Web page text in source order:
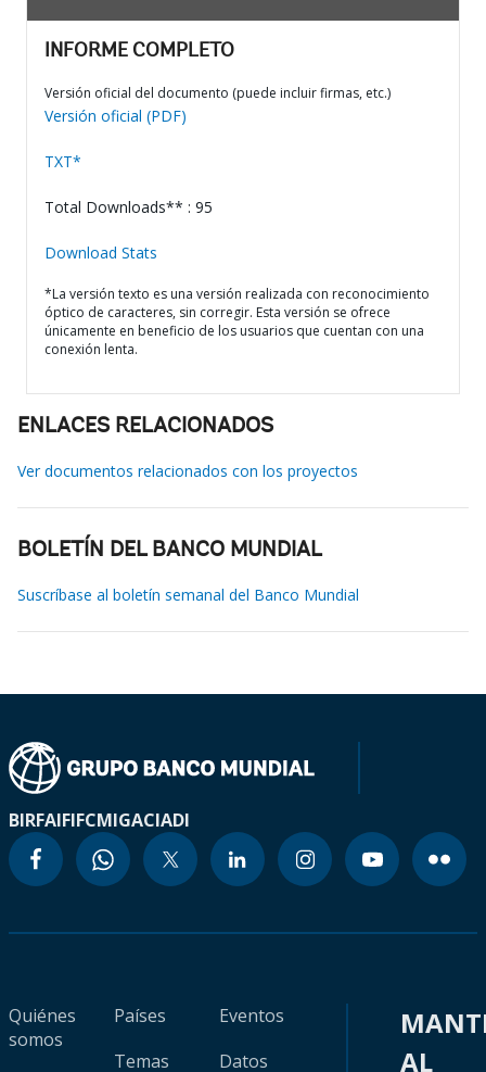
INFORME COMPLETO
Versión oficial del documento (puede incluir firmas, etc.)
Versión oficial (PDF)
TXT*
Total Downloads** : 95
Download Stats
*La versión texto es una versión realizada con reconocimiento
óptico de caracteres, sin corregir. Esta versión se ofrece
únicamente en beneficio de los usuarios que cuentan con una
conexión lenta.
ENLACES RELACIONADOS
Ver documentos relacionados con los proyectos
BOLETÍN DEL BANCO MUNDIAL
Suscríbase al boletín semanal del Banco Mundial
BIRFAIFIFCMIGACIADI
Quiénes
somos
Países
Temas
Eventos
Datos
AL